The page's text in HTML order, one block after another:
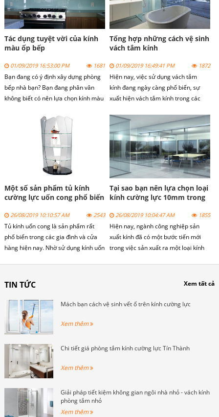
và chăm sóc kĩ càng.
Tác dụng tuyệt vời của kính
màu ốp bếp
01/09/2019 16:53:00 PM 1681
Bạn đang có ý định xây dựng phòng
bếp nhà bạn? Bạn đang phân vân
không biết có nên lựa chọn kính màu
bạn. Với vai trò là một chuyên gia
trong ngành, bài viết dưới đây sẽ
cung cấp cho bạn những gợi ý giúp
bạn giải quyết các thắc mắc trên.
Tổng hợp những cách vệ sinh
vách tắm kính
01/09/2019 16:49:41 PM 1872
Hiện nay, việc sử dụng vách tắm
kính đang ngày càng phổ biến, sự
xuất hiện vách tắm kính trong các
cao tầng, các dãy nhà mặt phố hay
các khu chung cư cao cấp như Time
City, Royal City.
Một số sản phẩm tủ kính
cường lực uốn cong phổ biến
26/08/2019 10:10:57 AM 2543
Tủ kính uốn cong là sản phẩm rất
phổ biến trong các gia đình và cửa
hàng hiện nay. Nhờ sử dụng kính uốn
Tại sao bạn nên lựa chọn loại
kính cường lực 10mm trong
26/08/2019 10:04:47 AM 1855
Hiện nay, ngành công nghiệp sản
xuất kính đã có một bước tiến mới
trong việc sản xuất ra một loại kính
TIN TỨC Xem tất cả
Mách bạn cách vệ sinh vết ố trên kính cường lực
Xem thêm
Chi tiết giá phòng tắm kính cường lực Tín Thành
Xem thêm
Giải pháp tiết kiệm không gian ngôi nhà nhỏ - vách kính
phòng tắm nhỏ
Xem thêm